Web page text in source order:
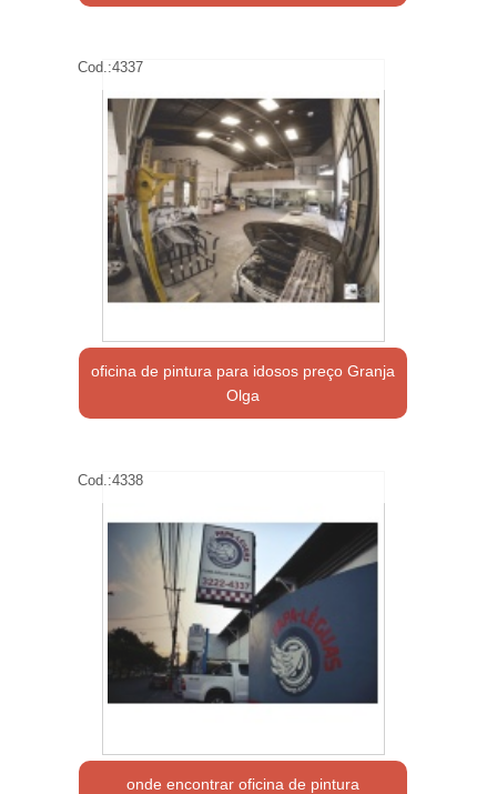
Cod.:4337
oficina de pintura para idosos preço Granja
Olga
Cod.:4338
onde encontrar oficina de pintura